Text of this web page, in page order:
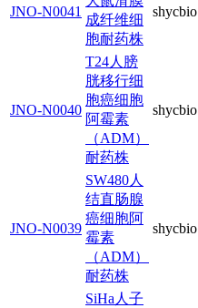
JNO-N0041
成纤维细
胞耐药株
shycbio
JNO-N0040
T24人膀
胱移行细
胞癌细胞
阿霉素
（ADM）
耐药株
shycbio
JNO-N0039
SW480人
结直肠腺
癌细胞阿
霉素
（ADM）
耐药株
shycbio
SiHa人子